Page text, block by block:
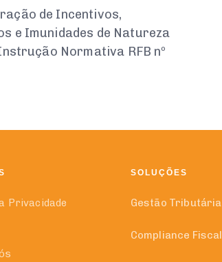
de Incentivos,
e Imunidades de Natureza
Normativa RFB nº
Privacidade
SOLUÇÕES
Gestão Tributária
Compliance Fiscal